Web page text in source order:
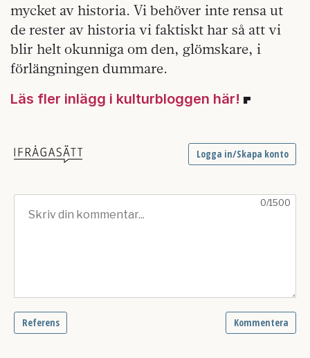
mycket av historia. Vi behöver inte rensa ut
de rester av historia vi faktiskt har så att vi
blir helt okunniga om den, glömskare, i
förlängningen dummare.
Läs fler inlägg i kulturbloggen här!